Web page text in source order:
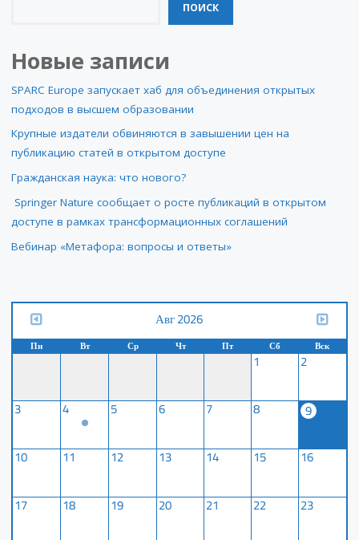
ПОИСК
Новые записи
SPARC Europe запускает хаб для объединения открытых
подходов в высшем образовании
Крупные издатели обвиняются в завышении цен на
публикацию статей в открытом доступе
Гражданская наука: что нового?
Springer Nature сообщает о росте публикаций в открытом
доступе в рамках трансформационных соглашений
Вебинар «Метафора: вопросы и ответы»
Авг 2026
Пн Вт Ср Чт Пт Сб Вск
1 2
3 4 5 6 7 8
9
10
11 12 13 14 15 16
17 18 19 20 21 22 23